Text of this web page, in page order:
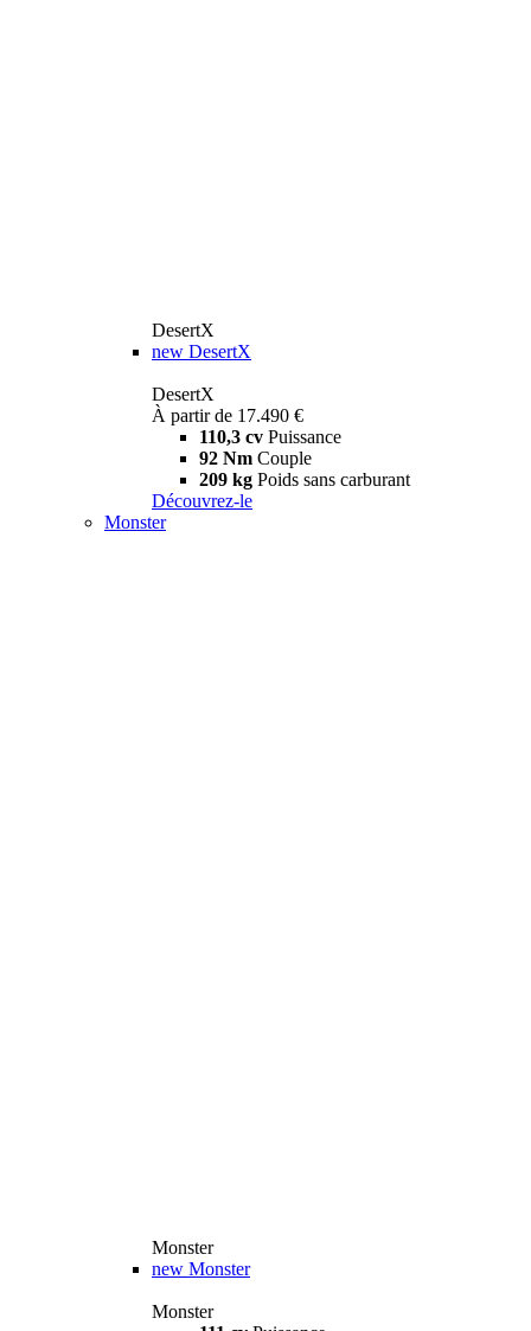
DesertX
new DesertX
DesertX
À partir de 17.490 €
110,3 cv Puissance
92 Nm Couple
209 kg Poids sans carburant
Découvrez-le
Monster
Monster
new Monster
Monster